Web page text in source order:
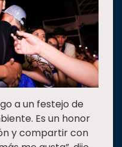
a un festejo de
Es un honor
y compartir con